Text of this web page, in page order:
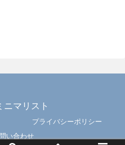
ニマリスト
プライバシーポリシー
い合わせ